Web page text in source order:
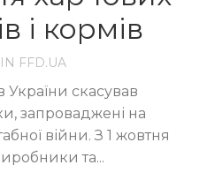
і кормів
FFD.UA
України скасував
запроваджені на
війни. З 1 жовтня
та...